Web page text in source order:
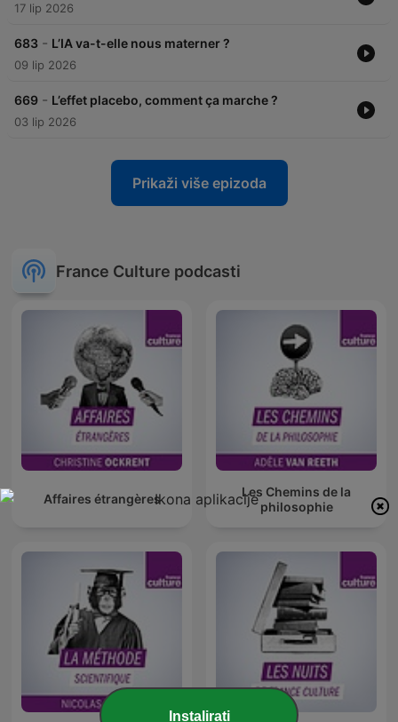
17 lip 2026
683 - L’IA va-t-elle nous materner ?
09 lip 2026
669 - L’effet placebo, comment ça marche ?
03 lip 2026
Prikaži više epizoda
France Culture podcasti
Affaires étrangères
Les Chemins de la
philosophie
Instalirati